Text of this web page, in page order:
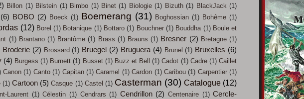
Billon (1) Bilstein (1) Bimbo (1) Binet (1) Biologie (1) Bizuth (1) BlackJack (1)
(6) BOBO (2) Boeck (1) Boemerang (31) Boghossian (1) Bohême (1)
(12) Borel (1) Botanique (1) Bottaro (1) Bouchner (1) Bouddha (1) Boule et
(1) Brantano (1) Brantôme (1) Brass (1) Brauns (1) Bresner (2) Bretagne (1)
Broderie (2) Brossard (1) Bruegel (2) Bruguera (4) Brunel (1) Bruxelles (6)
(4) Burgess (1) Burnett (1) Busset (1) Buzz et Bell (1) Cadot (1) Cadre (1) Caillet
Canon (1) Canto (1) Capitan (1) Caramel (1) Cardon (1) Caribou (1) Carpentier (1)
(1) Cartoon (5) Casque (1) Castel (1) Casterman (30) Catalogue (12)
Laurent (1) Célestin (1) Cendrars (1) Cendrillon (2) Centenaire (1) Cercle-